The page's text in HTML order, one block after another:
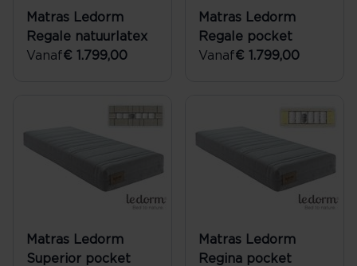
Matras Ledorm
Regale natuurlatex
Vanaf€ 1.799,00
Matras Ledorm
Regale pocket
Vanaf€ 1.799,00
Matras Ledorm
Superior pocket
Matras Ledorm
Regina pocket